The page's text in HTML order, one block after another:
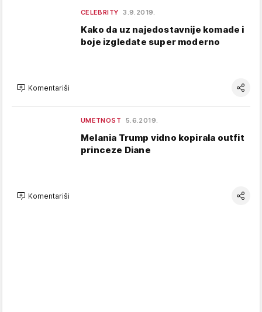
CELEBRITY 3.9.2019.
Kako da uz najedostavnije komade i
boje izgledate super moderno
Komentariši
UMETNOST 5.6.2019.
Melania Trump vidno kopirala outfit
princeze Diane
Komentariši